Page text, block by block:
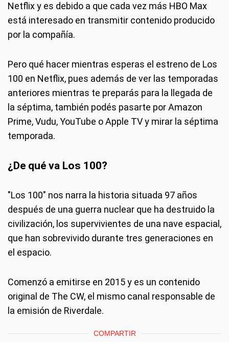
Netflix y es debido a que cada vez más HBO Max
está interesado en transmitir contenido producido
por la compañía.
Pero qué hacer mientras esperas el estreno de Los
100 en Netflix, pues además de ver las temporadas
anteriores mientras te preparás para la llegada de
la séptima, también podés pasarte por Amazon
Prime, Vudu, YouTube o Apple TV y mirar la séptima
temporada.
¿De qué va Los 100?
"Los 100" nos narra la historia situada 97 años
después de una guerra nuclear que ha destruido la
civilización, los supervivientes de una nave espacial,
que han sobrevivido durante tres generaciones en
el espacio.
Comenzó a emitirse en 2015 y es un contenido
original de The CW, el mismo canal responsable de
la emisión de Riverdale.
COMPARTIR